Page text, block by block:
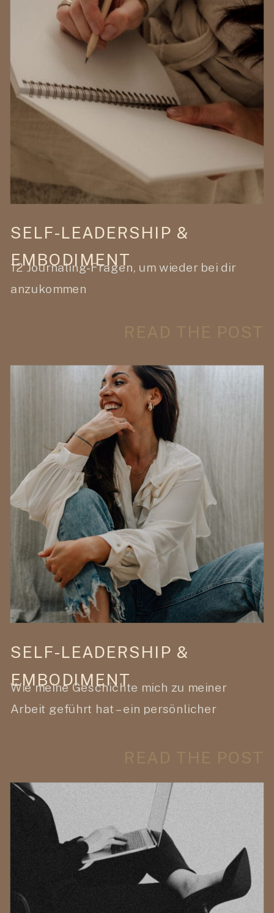
12 Journaling-Fragen, um wieder bei dir
anzukommen
SELF-LEADERSHIP &
EMBODIMENT
Wie meine Geschichte mich zu meiner
Arbeit geführt hat – ein persönlicher
SELF-LEADERSHIP &
EMBODIMENT